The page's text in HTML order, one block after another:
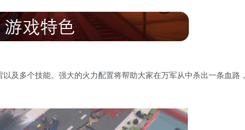
及多个技能。强大的火力配置将帮助大家在万军从中杀出一条血路，